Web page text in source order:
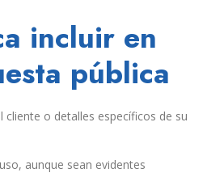
incluir en
pública
cliente o detalles específicos de su
aunque sean evidentes